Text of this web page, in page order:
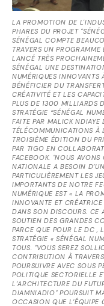
LA PROMOTION DE
PHARES DU PROJET
SÉNÉGAL COMPTE
TRAVERS UN
LANCÉ TRÈS
SÉNÉGAL UNE
NUMÉRIQUES INNOVANTS
BÉNÉFICIER DU
CRÉATIVITÉ ET LES
PLUS DE 1300 MILLIARDS
STRATÉGIE “SÉNÉGAL
FAITE PAR MALICK NDIAYE
TÉLÉCOMMUNICATIONS
TROISIÈME ÉDITION DU
PAR TIGO EN
FACEBOOK. "NOUS AVONS
NATIONALE A BESOIN
PARTICULIÈREMENT LES
IMPORTANTS DE NOTRE
NUMÉRIQUE EST « LA
INNOVANTE ET
DANS SON DISCOURS. CE
SOUTIEN DES GRANDES
PARCE QUE POUR LE DC ,
STRATÉGIE « SÉNÉGAL
TOUS. "VOUS SEREZ
CONTRIBUTION À
POURSUIVRE AVEC SOUS
POLITIQUE SECTORIELLE
L’ARCHITECTURE DU
DIAMNIADIO" POURSUIT
OCCASION QUE L’ÉQUIPE